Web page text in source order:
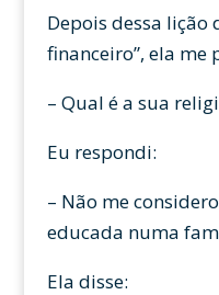
Depois dessa lição
financeiro”, ela me
– Qual é a sua
Eu respondi:
– Não me
educada numa
Ela disse: